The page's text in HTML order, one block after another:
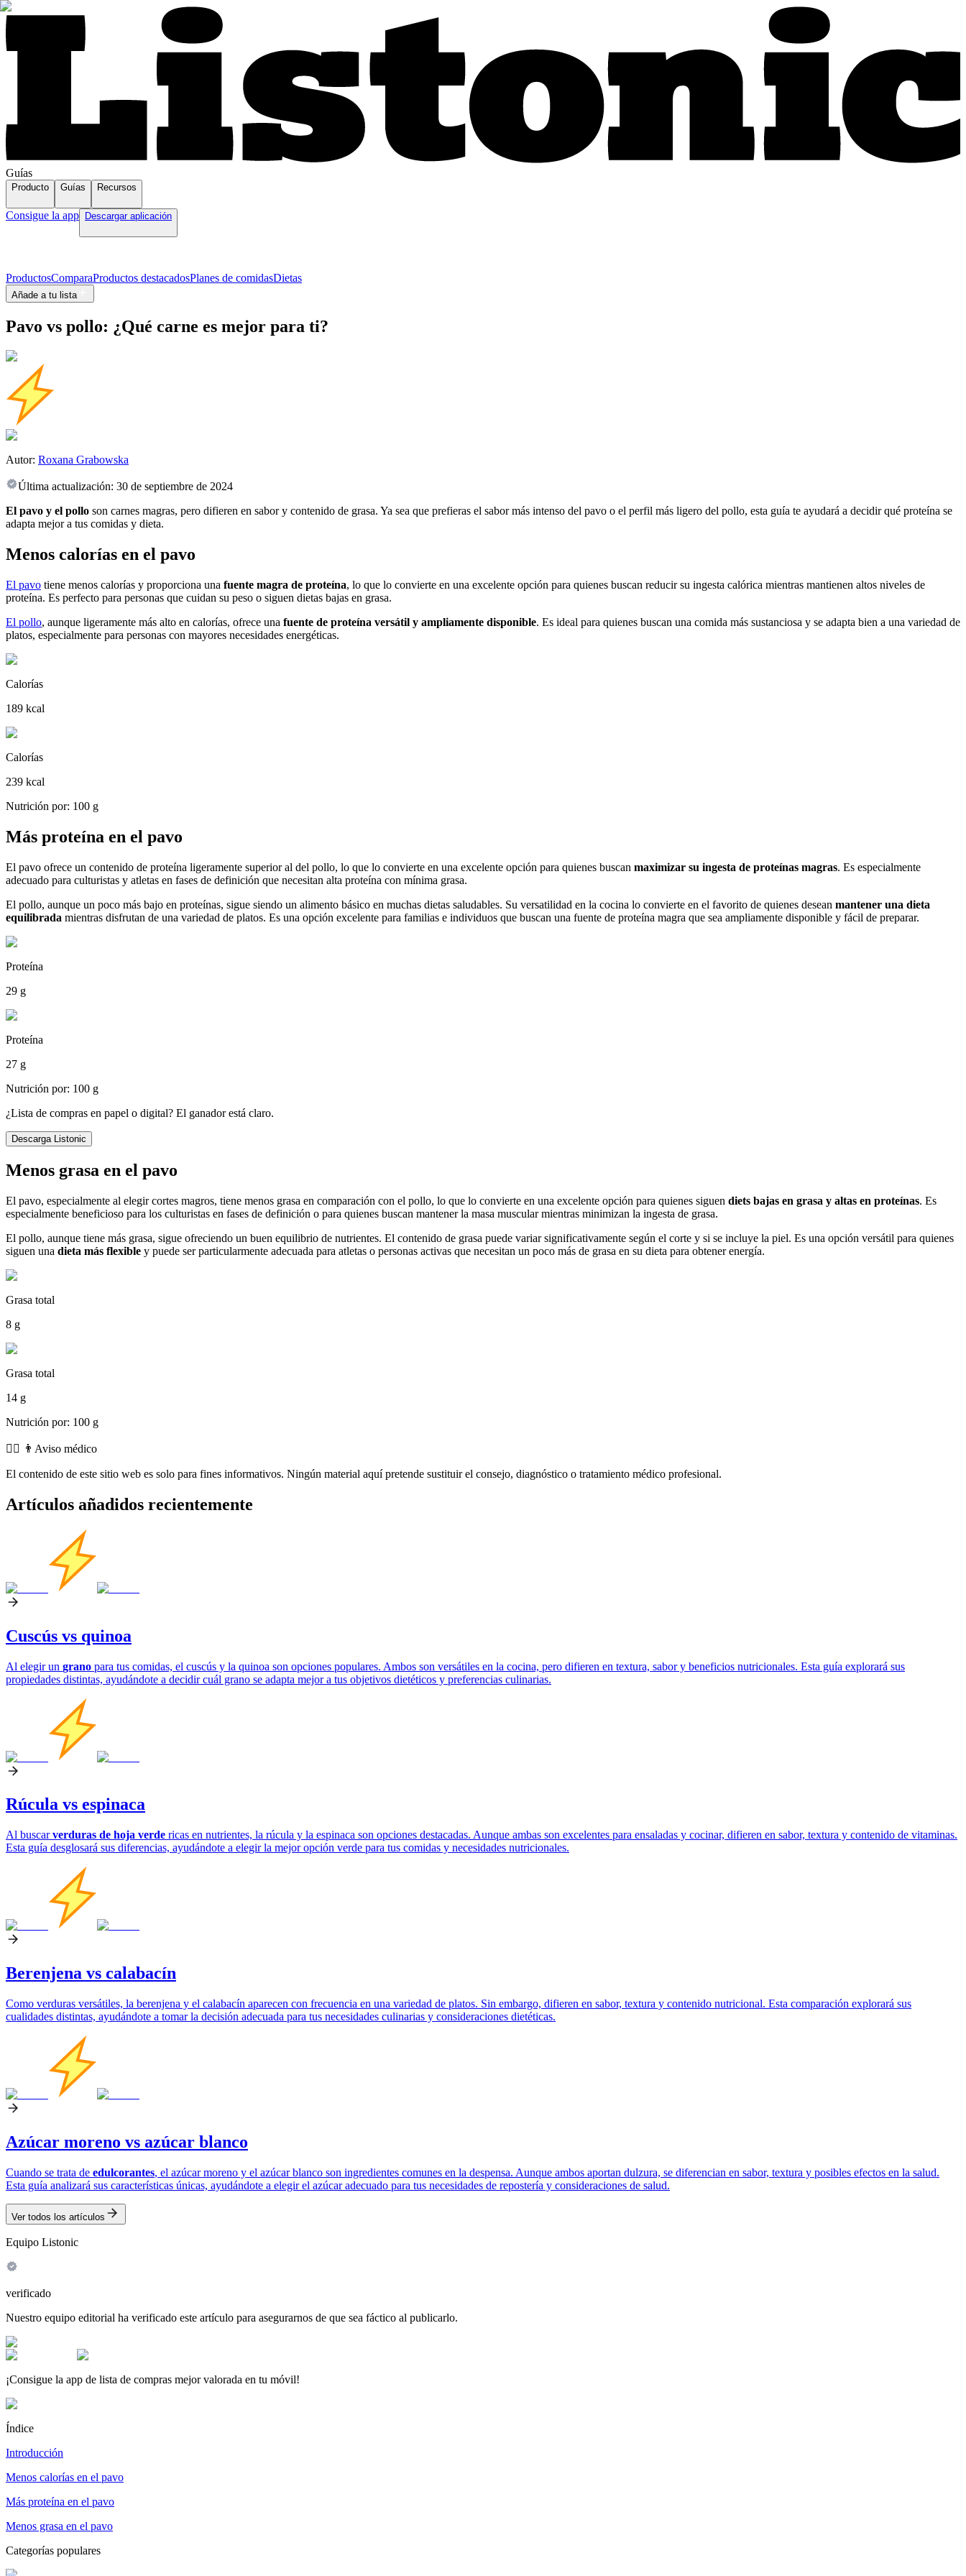
Guías
Producto Guías Recursos
Consigue la app Descargar aplicación
ProductosComparaProductos destacadosPlanes de comidasDietas
Añade a tu lista
Pavo vs pollo: ¿Qué carne es mejor para ti?
Autor: Roxana Grabowska
Última actualización: 30 de septiembre de 2024
El pavo y el pollo son carnes magras, pero difieren en sabor y contenido de grasa. Ya sea que prefieras el sabor más intenso del pavo o el perfil más ligero del pollo, esta guía te ayudará a decidir qué proteína se
adapta mejor a tus comidas y dieta.
Menos calorías en el pavo
El pavo tiene menos calorías y proporciona una fuente magra de proteína, lo que lo convierte en una excelente opción para quienes buscan reducir su ingesta calórica mientras mantienen altos niveles de
proteína. Es perfecto para personas que cuidan su peso o siguen dietas bajas en grasa.
El pollo, aunque ligeramente más alto en calorías, ofrece una fuente de proteína versátil y ampliamente disponible. Es ideal para quienes buscan una comida más sustanciosa y se adapta bien a una variedad de
platos, especialmente para personas con mayores necesidades energéticas.
Calorías
189 kcal
Calorías
239 kcal
Nutrición por: 100 g
Más proteína en el pavo
El pavo ofrece un contenido de proteína ligeramente superior al del pollo, lo que lo convierte en una excelente opción para quienes buscan maximizar su ingesta de proteínas magras. Es especialmente
adecuado para culturistas y atletas en fases de definición que necesitan alta proteína con mínima grasa.
El pollo, aunque un poco más bajo en proteínas, sigue siendo un alimento básico en muchas dietas saludables. Su versatilidad en la cocina lo convierte en el favorito de quienes desean mantener una dieta
equilibrada mientras disfrutan de una variedad de platos. Es una opción excelente para familias e individuos que buscan una fuente de proteína magra que sea ampliamente disponible y fácil de preparar.
Proteína
29 g
Proteína
27 g
Nutrición por: 100 g
¿Lista de compras en papel o digital? El ganador está claro.
Descarga Listonic
Menos grasa en el pavo
El pavo, especialmente al elegir cortes magros, tiene menos grasa en comparación con el pollo, lo que lo convierte en una excelente opción para quienes siguen diets bajas en grasa y altas en proteínas. Es
especialmente beneficioso para los culturistas en fases de definición o para quienes buscan mantener la masa muscular mientras minimizan la ingesta de grasa.
El pollo, aunque tiene más grasa, sigue ofreciendo un buen equilibrio de nutrientes. El contenido de grasa puede variar significativamente según el corte y si se incluye la piel. Es una opción versátil para quienes
siguen una dieta más flexible y puede ser particularmente adecuada para atletas o personas activas que necesitan un poco más de grasa en su dieta para obtener energía.
Grasa total
8 g
Grasa total
14 g
Nutrición por: 100 g
👨‍⚕️️ 👨Aviso médico
El contenido de este sitio web es solo para fines informativos. Ningún material aquí pretende sustituir el consejo, diagnóstico o tratamiento médico profesional.
Artículos añadidos recientemente
Cuscús vs quinoa
Al elegir un grano para tus comidas, el cuscús y la quinoa son opciones populares. Ambos son versátiles en la cocina, pero difieren en textura, sabor y beneficios nutricionales. Esta guía explorará sus
propiedades distintas, ayudándote a decidir cuál grano se adapta mejor a tus objetivos dietéticos y preferencias culinarias.
Rúcula vs espinaca
Al buscarverduras de hoja verde ricas en nutrientes, la rúcula y la espinaca son opciones destacadas. Aunque ambas son excelentes para ensaladas y cocinar, difieren en sabor, textura y contenido de vitaminas.
Esta guía desglosará sus diferencias, ayudándote a elegir la mejor opción verde para tus comidas y necesidades nutricionales.
Berenjena vs calabacín
Como verduras versátiles, la berenjena y el calabacín aparecen con frecuencia en una variedad de platos. Sin embargo, difieren en sabor, textura y contenido nutricional. Esta comparación explorará sus
cualidades distintas, ayudándote a tomar la decisión adecuada para tus necesidades culinarias y consideraciones dietéticas.
Azúcar moreno vs azúcar blanco
Cuando se trata de edulcorantes, el azúcar moreno y el azúcar blanco son ingredientes comunes en la despensa. Aunque ambos aportan dulzura, se diferencian en sabor, textura y posibles efectos en la salud.
Esta guía analizará sus características únicas, ayudándote a elegir el azúcar adecuado para tus necesidades de repostería y consideraciones de salud.
Ver todos los artículos
Equipo Listonic
verificado
Nuestro equipo editorial ha verificado este artículo para asegurarnos de que sea fáctico al publicarlo.
¡Consigue la app de lista de compras mejor valorada en tu móvil!
Índice
Introducción
Menos calorías en el pavo
Más proteína en el pavo
Menos grasa en el pavo
Categorías populares